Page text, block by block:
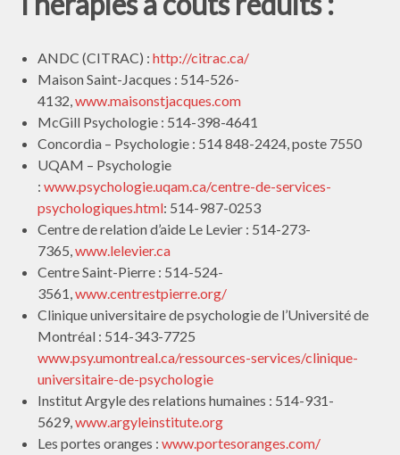
ANDC (CITRAC) : http://citrac.ca/
Maison Saint-Jacques : 514-526-
4132,www.maisonstjacques.com
McGill Psychologie : 514-398-4641
Concordia – Psychologie : 514 848-2424, poste 7550
UQAM – Psychologie
: www.psychologie.uqam.ca/centre-de-services-
psychologiques.html: 514-987-0253
Centre de relation d’aide Le Levier : 514-273-
7365,www.lelevier.ca
Centre Saint-Pierre : 514-524-
3561,www.centrestpierre.org/
Clinique universitaire de psychologie de l’Université de
Montréal : 514-343-7725
www.psy.umontreal.ca/ressources-services/clinique-
universitaire-de-psychologie
Institut Argyle des relations humaines : 514-931-
5629,www.argyleinstitute.org
Les portes oranges : www.portesoranges.com/